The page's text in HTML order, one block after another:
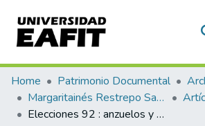
Communities & Collections
All of DSpace
Home Patrimonio Documental
Margaritainés Restrepo Santamaría
Elecciones 92 : anzuelos y animales políticos